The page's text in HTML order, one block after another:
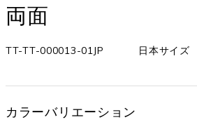
両面
TT-TT-000013-01JP 日本サイ
カラーバリエーション